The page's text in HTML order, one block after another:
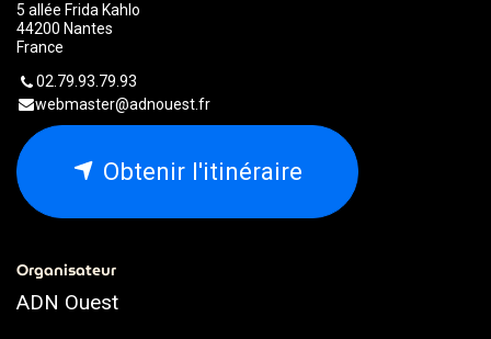
5 allée Frida Kahlo
44200 Nantes
France
02.79.93.79.93
webmaster@adnouest.fr
Obtenir l'itinéraire
Organisateur
ADN Ouest